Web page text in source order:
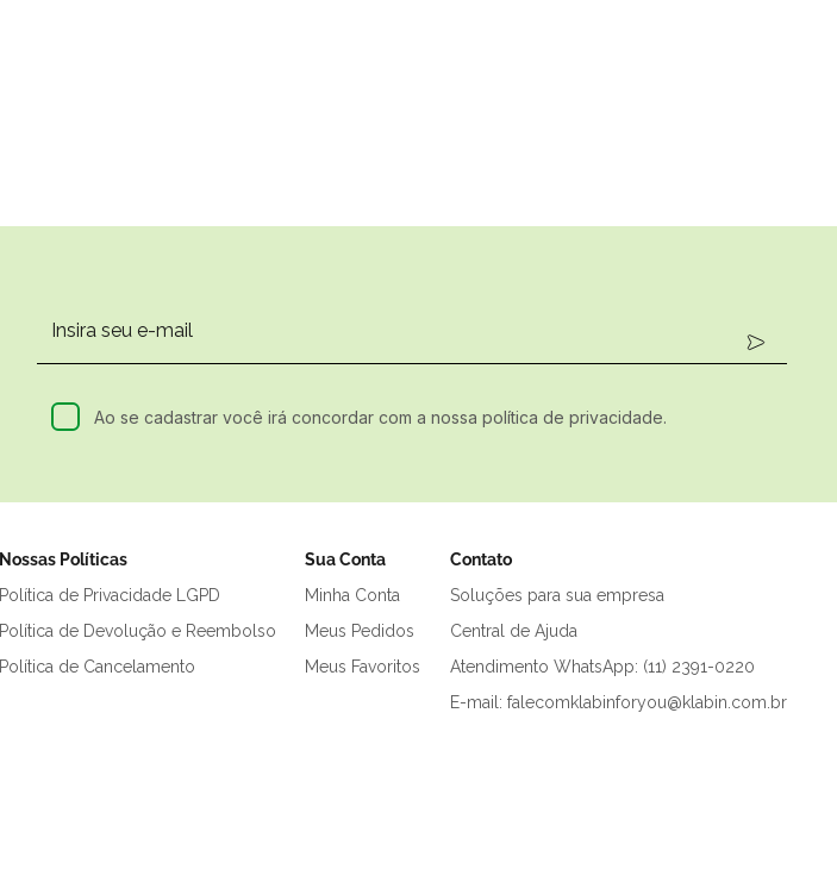
Ao se cadastrar você irá concordar com a nossa política de privacidade.
Nossas Políticas
Política de Privacidade LGPD
Política de Devolução e Reembolso
Política de Cancelamento
Sua Conta
Minha Conta
Meus Pedidos
Meus Favoritos
Contato
Soluções para sua empresa
Central de Ajuda
Atendimento WhatsApp: (11) 2391-0220
E-mail: falecomklabinforyou@klabin.com.br